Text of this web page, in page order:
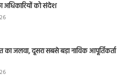
अधिकारियों को संदेश
का जलवा, दूसरा सबसे बड़ा नाविक आपूर्तिकर्ता